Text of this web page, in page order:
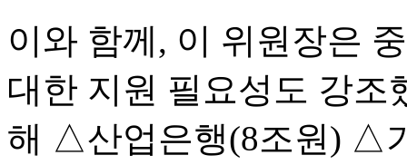
이와 함께, 이 위원장은
대한 지원 필요성도 강조
해 △산업은행(8조원) △